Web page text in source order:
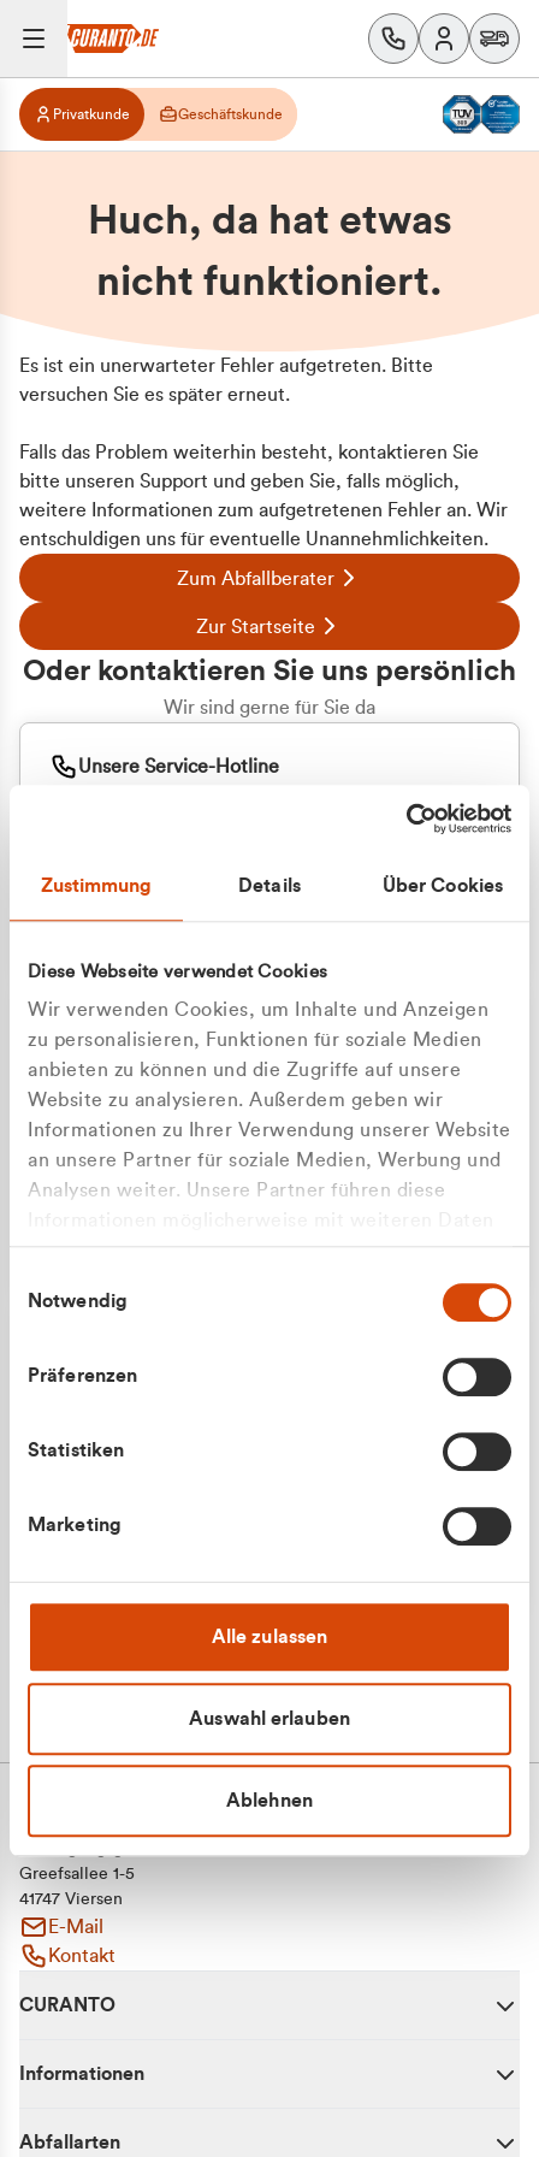
Zustimmung Details Über Cookies
Diese Webseite verwendet Cookies
Wir verwenden Cookies, um Inhalte und Anzeigen
zu personalisieren, Funktionen für soziale Medien
anbieten zu können und die Zugriffe auf unsere
Website zu analysieren. Außerdem geben wir
Informationen zu Ihrer Verwendung unserer Website
an unsere Partner für soziale Medien, Werbung und
Analysen weiter. Unsere Partner führen diese
gesammelt haben.
Notwendig
Präferenzen
Statistiken
Marketing
Alle zulassen
Auswahl erlauben
Ablehnen
Privatkunde Geschäftskunde
Huch, da hat etwas
nicht funktioniert.
Es ist ein unerwarteter Fehler aufgetreten. Bitte
versuchen Sie es später erneut.
Falls das Problem weiterhin besteht, kontaktieren Sie
bitte unseren Support und geben Sie, falls möglich,
weitere Informationen zum aufgetretenen Fehler an. Wir
entschuldigen uns für eventuelle Unannehmlichkeiten.
Zum Abfallberater
Zur Startseite
Oder kontaktieren Sie uns persönlich
Wir sind gerne für Sie da
Unsere Service-Hotline
+49 177 8376058
Apilash Balanesan
Greefsallee 1-5
41747 Viersen
E-Mail
Kontakt
CURANTO
Informationen
Abfallarten